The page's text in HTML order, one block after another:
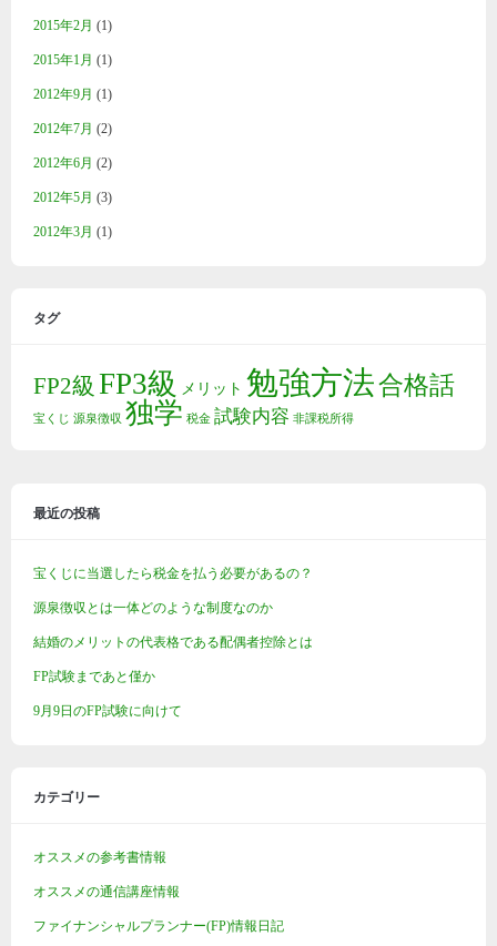
2015年2月 (1)
2015年1月 (1)
2012年9月 (1)
2012年7月 (2)
2012年6月 (2)
2012年5月 (3)
2012年3月 (1)
タグ
FP2級 FP3級 メリット 勉強方法合格話
宝くじ 源泉徴収 独学 税金 試験内容 非課税所得
最近の投稿
宝くじに当選したら税金を払う必要があるの？
源泉徴収とは一体どのような制度なのか
結婚のメリットの代表格である配偶者控除とは
FP試験まであと僅か
9月9日のFP試験に向けて
カテゴリー
オススメの参考書情報
オススメの通信講座情報
ファイナンシャルプランナー(FP)情報日記